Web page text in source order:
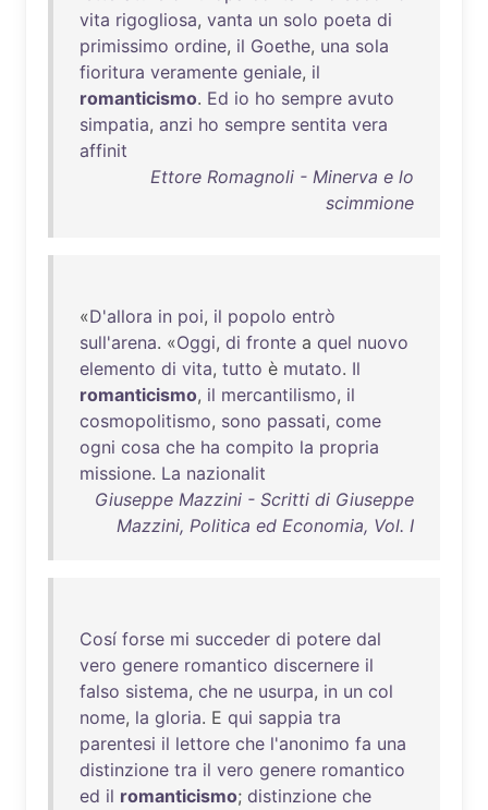
vita rigogliosa, vanta un solo poeta di
primissimo ordine, il Goethe, una sola
fioritura veramente geniale, il
romanticismo. Ed io ho sempre avuto
simpatia, anzi ho sempre sentita vera
affinit
Ettore Romagnoli - Minerva e lo
scimmione
«D'allora in poi, il popolo entrò
sull'arena. «Oggi, di fronte a quel nuovo
elemento di vita, tutto è mutato. Il
romanticismo, il mercantilismo, il
cosmopolitismo, sono passati, come
ogni cosa che ha compito la propria
missione. La nazionalit
Giuseppe Mazzini - Scritti di Giuseppe
Mazzini, Politica ed Economia, Vol. I
Cosí forse mi succeder di potere dal
vero genere romantico discernere il
falso sistema, che ne usurpa, in un col
nome, la gloria. E qui sappia tra
parentesi il lettore che l'anonimo fa una
distinzione tra il vero genere romantico
ed il romanticismo; distinzione che